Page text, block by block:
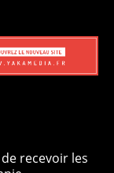
recevoir les